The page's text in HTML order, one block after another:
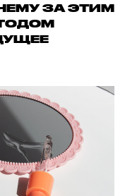
ЗА ЭТИМ